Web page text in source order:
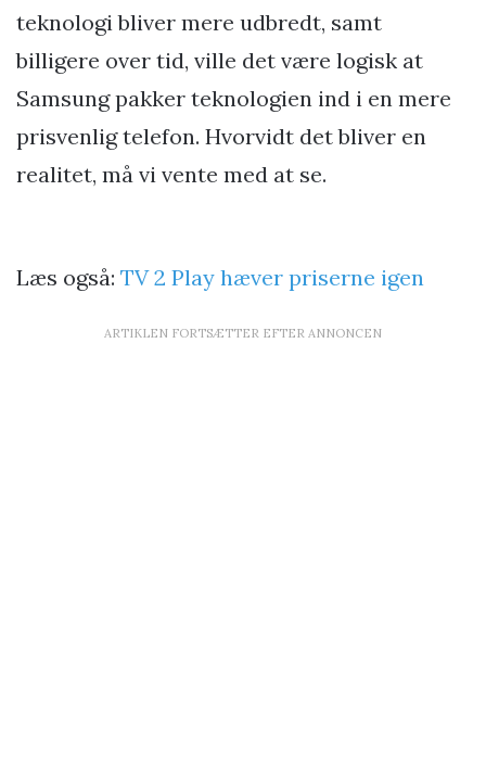
teknologi bliver mere udbredt, samt
billigere over tid, ville det være logisk at
Samsung pakker teknologien ind i en mere
prisvenlig telefon. Hvorvidt det bliver en
realitet, må vi vente med at se.
Læs også: TV 2 Play hæver priserne igen
ARTIKLEN FORTSÆTTER EFTER ANNONCEN